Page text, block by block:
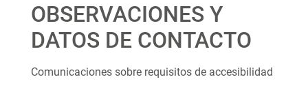
OBSERVACIONES Y
DATOS DE CONTACTO
Comunicaciones sobre requisitos de accesibilidad